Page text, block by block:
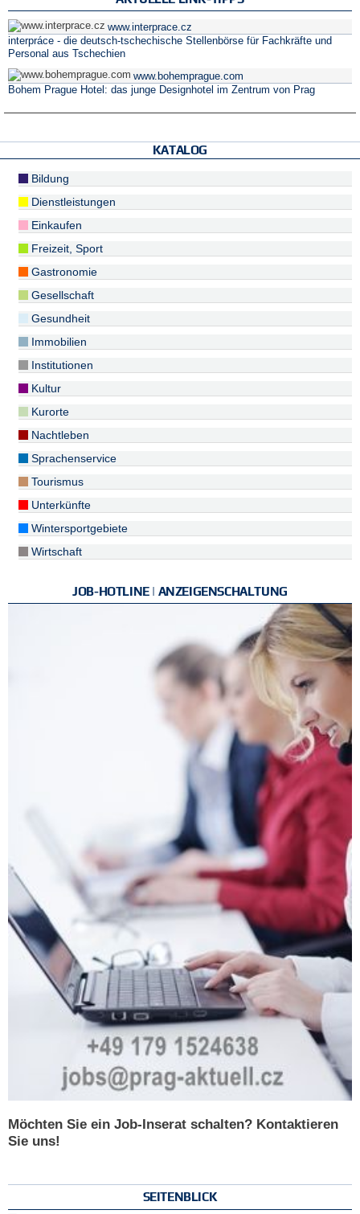
www.interprace.cz
interpráce - die deutsch-tschechische Stellenbörse für Fachkräfte und
Personal aus Tschechien
www.bohemprague.com
Bohem Prague Hotel: das junge Designhotel im Zentrum von Prag
KATALOG
Bildung
Dienstleistungen
Einkaufen
Freizeit, Sport
Gastronomie
Gesellschaft
Gesundheit
Immobilien
Institutionen
Kultur
Kurorte
Nachtleben
Sprachenservice
Tourismus
Unterkünfte
Wintersportgebiete
Wirtschaft
JOB-HOTLINE | ANZEIGENSCHALTUNG
Möchten Sie ein Job-Inserat schalten? Kontaktieren
Sie uns!
SEITENBLICK